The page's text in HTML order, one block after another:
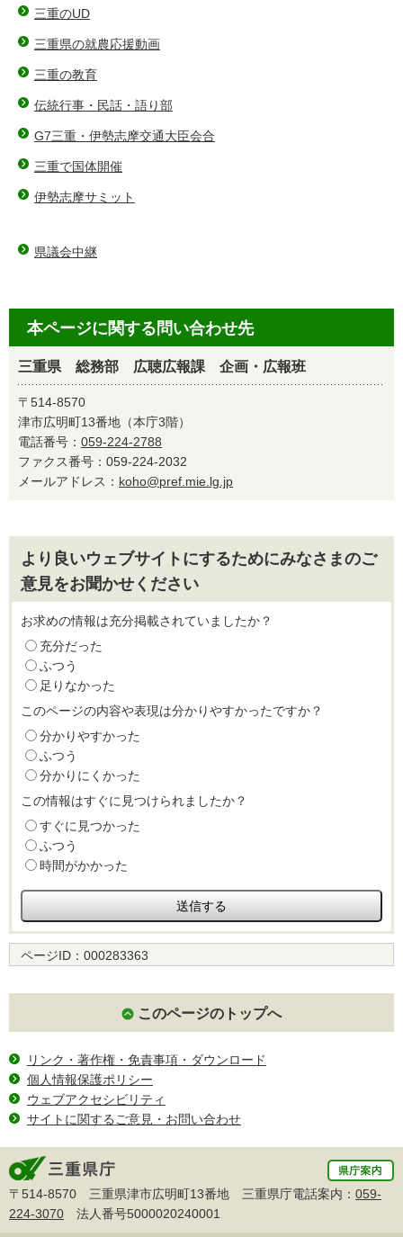
三重のUD
三重県の就農応援動画
三重の教育
伝統行事・民話・語り部
G7三重・伊勢志摩交通大臣会合
三重で国体開催
伊勢志摩サミット
県議会中継
本ページに関する問い合わせ先
三重県 総務部 広聴広報課 企画・広報班
〒514-8570
津市広明町13番地（本庁3階）
電話番号： 059-224-2788
ファクス番号：059-224-2032
メールアドレス： koho@pref.mie.lg.jp
より良いウェブサイトにするためにみなさまのご
意見をお聞かせください
お求めの情報は充分掲載されていましたか？
充分だった
ふつう
足りなかった
このページの内容や表現は分かりやすかったですか？
分かりやすかった
ふつう
分かりにくかった
この情報はすぐに見つけられましたか？
すぐに見つかった
ふつう
時間がかかった
ページID： 000283363
このページのトップへ
リンク・著作権・免責事項・ダウンロード
個人情報保護ポリシー
ウェブアクセシビリティ
サイトに関するご意見・お問い合わせ
〒514-8570 三重県津市広明町13番地 三重県庁電話案内： 059-
224-3070 法人番号5000020240001